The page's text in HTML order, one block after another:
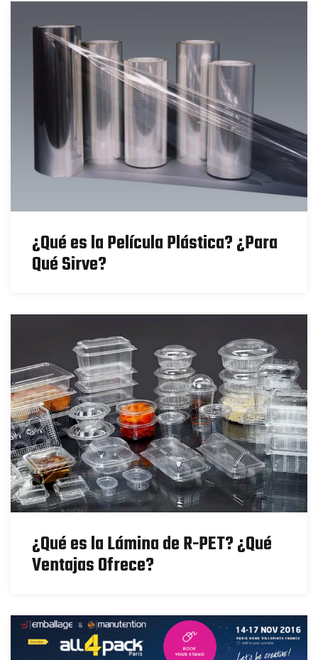
¿Qué es la Película Plástica? ¿Para
Qué Sirve?
¿Qué es la Lámina de R-PET? ¿Qué
Ventajas Ofrece?